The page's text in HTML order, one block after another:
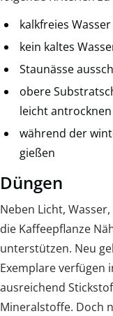
kalkfreies
kein kaltes
Staunässe
obere
leicht antrocknen
während der
gießen
Düngen
Neben Licht,
die Kaffeepflanze
unterstützen. Neu
Exemplare verfügen
ausreichend
Mineralstoffe. Doch